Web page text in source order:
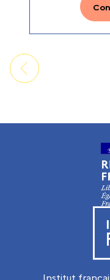
Institut